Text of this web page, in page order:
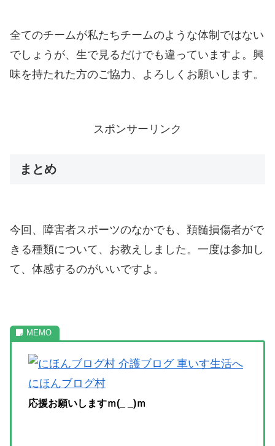
全てのチームが私たちチームのような体制ではない
でしょうが、生で見るだけでも違っていますよ。興
味を持たれた方のご協力、よろしくお願いします。
スポンサーリンク
まとめ
今回、障害者スポーツのなかでも、頚髄損傷者がで
きる種類について、お教えしました。一度は参加し
て、体感するのがいいですよ。
にほんブログ村
応援お願いしますｍ(_ _)ｍ